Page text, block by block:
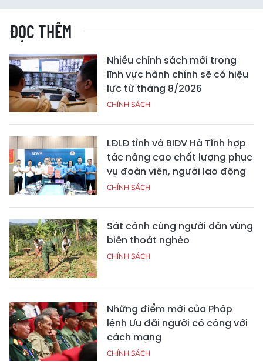
ĐỌC THÊM
Nhiều chính sách mới trong
lĩnh vực hành chính sẽ có hiệu
lực từ tháng 8/2026
CHÍNH SÁCH
LĐLĐ tỉnh và BIDV Hà Tĩnh hợp
tác nâng cao chất lượng phục
vụ đoàn viên, người lao động
CHÍNH SÁCH
Sát cánh cùng người dân vùng
biên thoát nghèo
CHÍNH SÁCH
Những điểm mới của Pháp
lệnh Ưu đãi người có công với
cách mạng
CHÍNH SÁCH